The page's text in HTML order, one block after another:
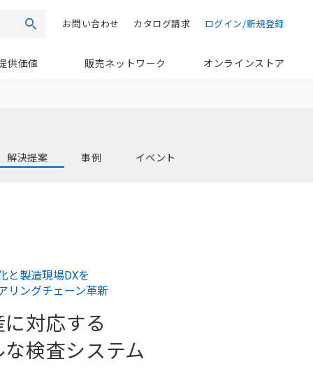
検索 ログイン/新規登録
カタログ請求
お問い合わせ
供価値 販売ネットワーク オンラインストア
解決提案 事例 イベント
と製造現場DXを
リングチェーン革新
対応する
検査システム